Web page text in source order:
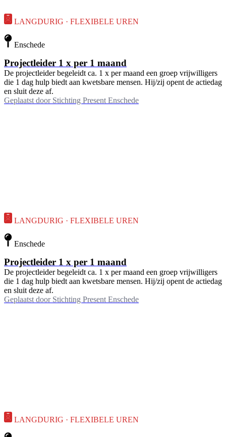
LANGDURIG · FLEXIBELE UREN
Enschede
Projectleider 1 x per 1 maand
De projectleider begeleidt ca. 1 x per maand een groep vrijwilligers
die 1 dag hulp biedt aan kwetsbare mensen. Hij/zij opent de actiedag
en sluit deze af.
Geplaatst door Stichting Present Enschede
LANGDURIG · FLEXIBELE UREN
Enschede
Projectleider 1 x per 1 maand
De projectleider begeleidt ca. 1 x per maand een groep vrijwilligers
die 1 dag hulp biedt aan kwetsbare mensen. Hij/zij opent de actiedag
en sluit deze af.
Geplaatst door Stichting Present Enschede
LANGDURIG · FLEXIBELE UREN